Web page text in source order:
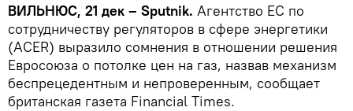
ВИЛЬНЮС, 21 дек – Sputnik. Агентство ЕС по
сотрудничеству регуляторов в сфере энергетики
(ACER) выразило сомнения в отношении решения
Евросоюза о потолке цен на газ, назвав механизм
беспрецедентным и непроверенным, сообщает
британская газета Financial Times.